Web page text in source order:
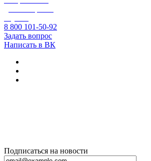
8 800 101-50-92
Задать вопрос
Написать в ВК
Подписаться на новости